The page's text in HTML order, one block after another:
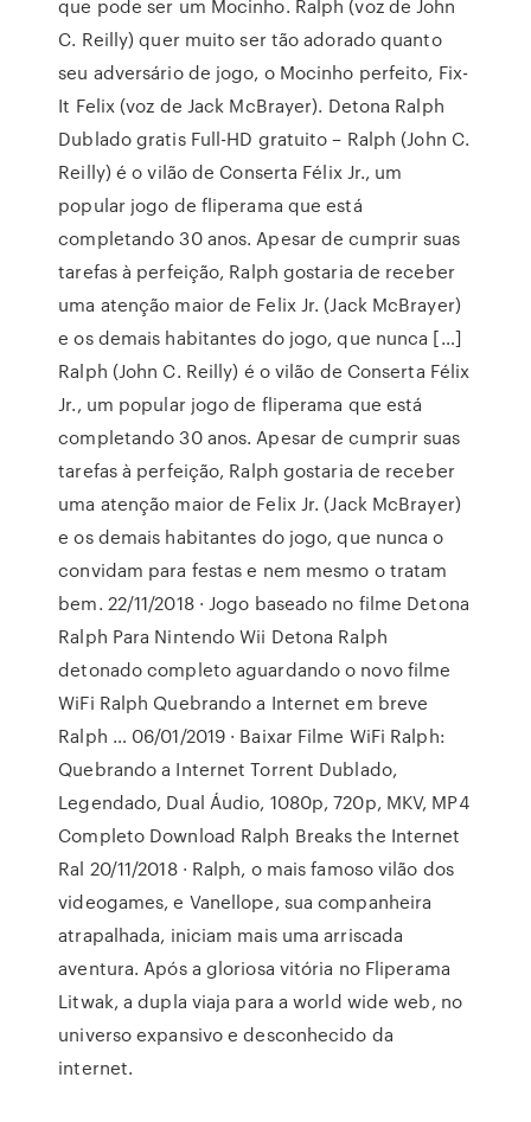
que pode ser um Mocinho. Ralph (voz de John
C. Reilly) quer muito ser tão adorado quanto
seu adversário de jogo, o Mocinho perfeito, Fix-
It Felix (voz de Jack McBrayer). Detona Ralph
Dublado gratis Full-HD gratuito – Ralph (John C.
Reilly) é o vilão de Conserta Félix Jr., um
popular jogo de fliperama que está
completando 30 anos. Apesar de cumprir suas
tarefas à perfeição, Ralph gostaria de receber
uma atenção maior de Felix Jr. (Jack McBrayer)
e os demais habitantes do jogo, que nunca […]
Ralph (John C. Reilly) é o vilão de Conserta Félix
Jr., um popular jogo de fliperama que está
completando 30 anos. Apesar de cumprir suas
tarefas à perfeição, Ralph gostaria de receber
uma atenção maior de Felix Jr. (Jack McBrayer)
e os demais habitantes do jogo, que nunca o
convidam para festas e nem mesmo o tratam
bem. 22/11/2018 · Jogo baseado no filme Detona
Ralph Para Nintendo Wii Detona Ralph
detonado completo aguardando o novo filme
WiFi Ralph Quebrando a Internet em breve
Ralph … 06/01/2019 · Baixar Filme WiFi Ralph:
Quebrando a Internet Torrent Dublado,
Legendado, Dual Áudio, 1080p, 720p, MKV, MP4
Completo Download Ralph Breaks the Internet
Ral 20/11/2018 · Ralph, o mais famoso vilão dos
videogames, e Vanellope, sua companheira
atrapalhada, iniciam mais uma arriscada
aventura. Após a gloriosa vitória no Fliperama
Litwak, a dupla viaja para a world wide web, no
universo expansivo e desconhecido da
internet.